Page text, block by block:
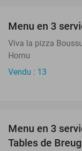
Menu en 3
Viva la pizza
Hornu
Vendu : 13
Menu en 3
Tables de